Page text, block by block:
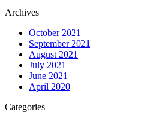
Archives
October 2021
September 2021
August 2021
July 2021
June 2021
April 2020
Categories